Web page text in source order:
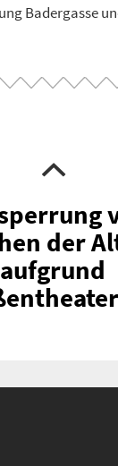
Badergasse
der
aufgrund